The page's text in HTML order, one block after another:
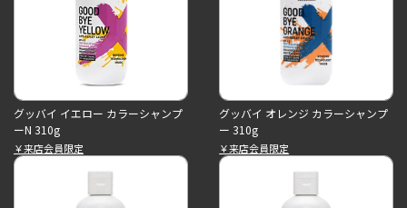
グッバイ イエロー カラーシャンプ
ーN 310g
￥来店会員限定
グッバイ オレンジ カラーシャンプ
ー 310g
￥来店会員限定